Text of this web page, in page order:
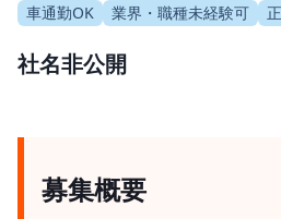
車通勤OK
業界・職種未経験可
社名非公開
募集概要